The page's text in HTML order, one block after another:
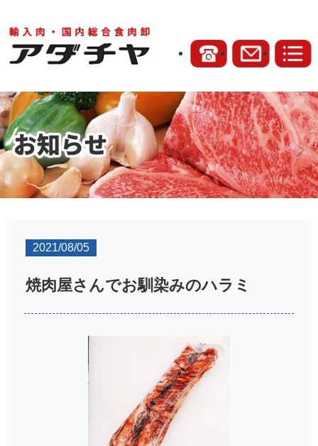
2021/08/05
焼肉屋さんでお馴染みのハラミ